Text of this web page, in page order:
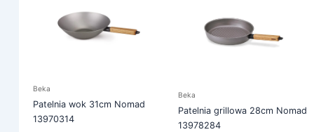
Beka
Patelnia wok 31cm Nomad
13970314
Beka
Patelnia grillowa 28cm Nomad
13978284